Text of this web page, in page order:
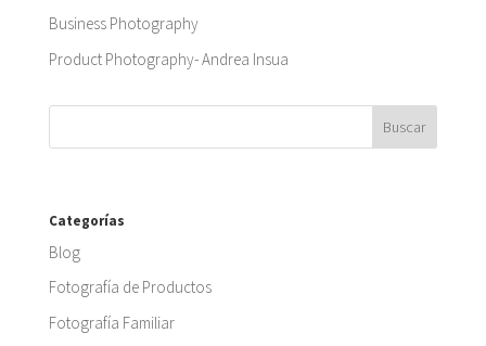
Business Photography
Product Photography- Andrea Insua
Categorías
Blog
Fotografía de Productos
Fotografía Familiar